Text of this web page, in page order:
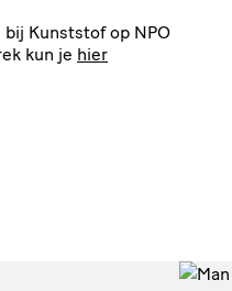
Kunststof op NPO
kun je hier